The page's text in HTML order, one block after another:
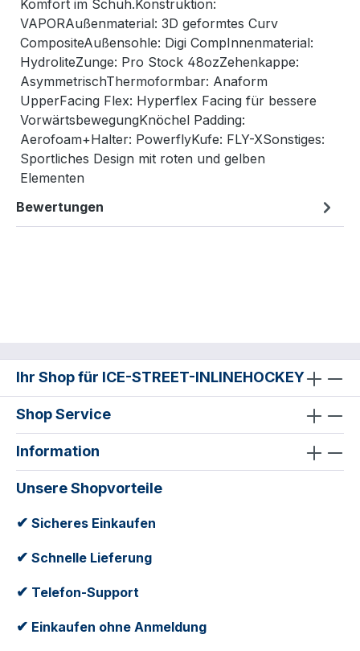
Komfort im Schuh.Konstruktion:
VAPORAußenmaterial: 3D geformtes Curv
CompositeAußensohle: Digi CompInnenmaterial:
HydroliteZunge: Pro Stock 48ozZehenkappe:
AsymmetrischThermoformbar: Anaform
UpperFacing Flex: Hyperflex Facing für bessere
VorwärtsbewegungKnöchel Padding:
Aerofoam+Halter: PowerflyKufe: FLY-XSonstiges:
Sportliches Design mit roten und gelben
Elementen
Bewertungen
Ihr Shop für ICE-STREET-INLINEHOCKEY
Shop Service
Information
Unsere Shopvorteile
✔ Sicheres Einkaufen
✔ Schnelle Lieferung
✔ Telefon-Support
✔ Einkaufen ohne Anmeldung